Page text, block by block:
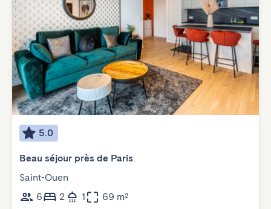
5.0
Beau séjour près de Paris
Saint-Ouen
6
2 1 69 m²